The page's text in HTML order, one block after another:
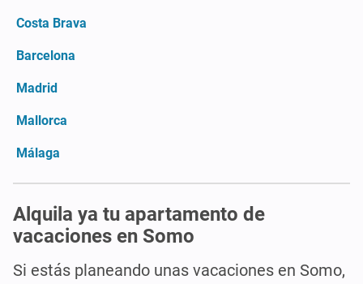
Costa Brava
Barcelona
Madrid
Mallorca
Málaga
Alquila ya tu apartamento de
vacaciones en Somo
Si estás planeando unas vacaciones en Somo,